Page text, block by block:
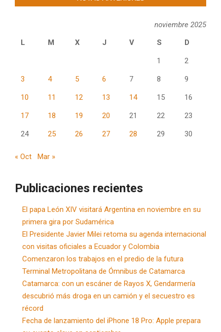
noviembre 2025
L
M X J V S D
1 2
3 4 5 6 7 8 9
10 11 12 13 14 15 16
17 18 19 20 21 22 23
24 25 26 27 28 29 30
« Oct Mar »
Publicaciones recientes
El papa León XIV visitará Argentina en noviembre en su
primera gira por Sudamérica
El Presidente Javier Milei retoma su agenda internacional
con visitas oficiales a Ecuador y Colombia
Comenzaron los trabajos en el predio de la futura
Terminal Metropolitana de Ómnibus de Catamarca
Catamarca: con un escáner de Rayos X, Gendarmería
descubrió más droga en un camión y el secuestro es
récord
Fecha de lanzamiento del iPhone 18 Pro: Apple prepara